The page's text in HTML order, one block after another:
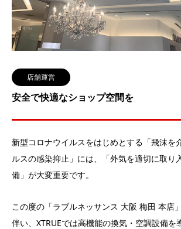
店舗運営
安全で快適なショップ空間を
新型コロナウイルスをはじめとする「飛沫を
ルスの感染抑止」には、「外気を適切に取り
備」が大変重要です。
この度の「ラブルネッサンス 大阪 梅田 本店
伴い、XTRUEでは高機能の換気・空調設備を